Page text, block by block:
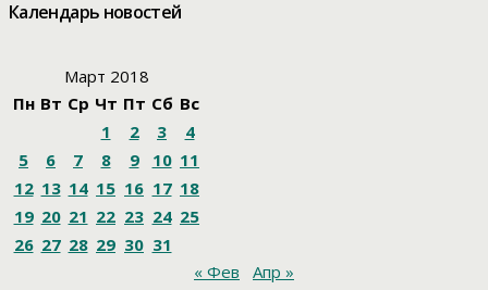
БуксманАлександр Винников
Александр Соловьев
Филиппова Алексей Корниенко
Алексей ХозяйскийАлексей Черный
Алисаалкоголизация Алкоголь
аллергия альманахАмур
Анатолий СкоробогатовАнгелы мира
Андрей ГолубьАндрей Драчев
аномальное потеплениеанонимные звонки
Календарь новостей
Март 2018
Пн Вт Ср Чт Пт Сб Вс
1
2 3
4
5
6 7 8 9 10 11
12 13 14 15 16 17 18
19 20 21 22 23 24 25
26 27 28 29 30 31
« Фев
Апр »